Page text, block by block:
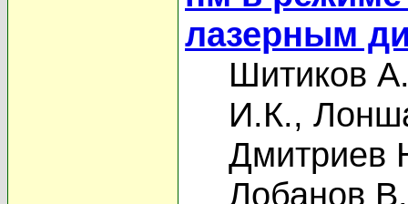
лазерным
Шитиков
И.К.,
Лобанов